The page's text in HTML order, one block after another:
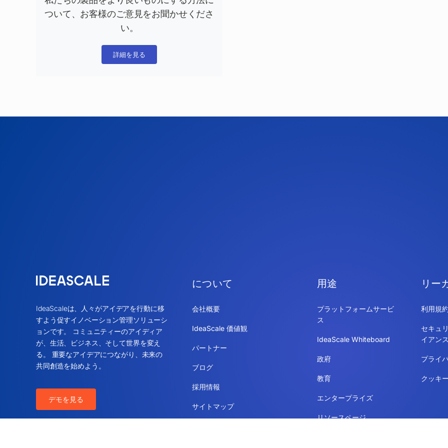
ついて、お客様のご意見をお聞かせくださ
い。
詳細を見る
IdeaScaleは、人々がアイデアを行動に移
すよう促すイノベーション管理ソリューシ
ョンです。 コミュニティーのアイディア
が、生活、ビジネス、そして世界を変え
る。 重要なアイデアにつながり、未来の
共同創造を始めよう。
デモを見る
について
会社概要
IdeaScale 価値観
パートナー
ブログ
採用情報
サイトマップ
用途
プラットフォームサービ
ス
IdeaScale Whiteboard
政府
教育
エンタープライズ
リソースページ
リー
利用規
セキュ
イアン
プライ
クッキ